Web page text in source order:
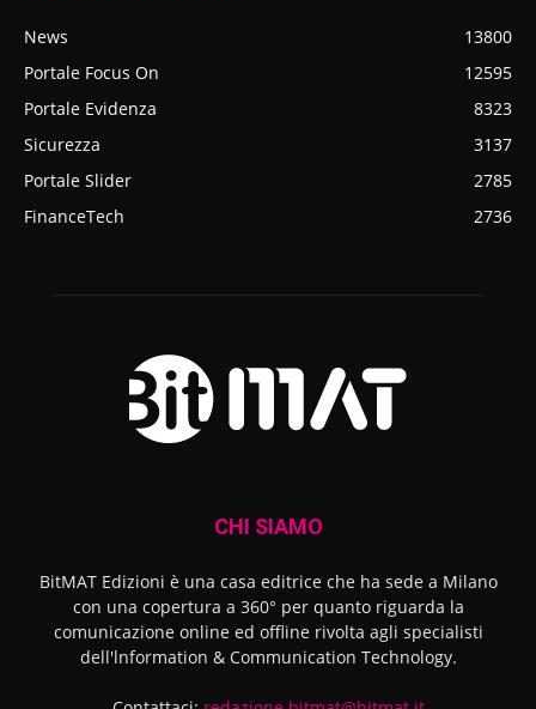
News
13800
Portale Focus On
12595
Portale Evidenza
8323
Sicurezza
3137
Portale Slider
2785
FinanceTech
2736
CHI SIAMO
BitMAT Edizioni è una casa editrice che ha sede a Milano
con una copertura a 360° per quanto riguarda la
comunicazione online ed offline rivolta agli specialisti
dell'lnformation & Communication Technology.